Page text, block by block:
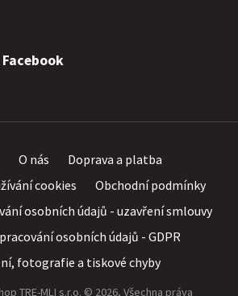
Facebook
O nás
Doprava a platba
cookies
Obchodní podmínky
osobních údajů - uzavření smlouvy
osobních údajů - GDPR
fotografie a tiskové chyby
TRE-MLI s.r.o. © 2026, Všechna práva